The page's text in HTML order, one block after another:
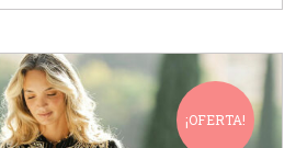
¡OFERTA!